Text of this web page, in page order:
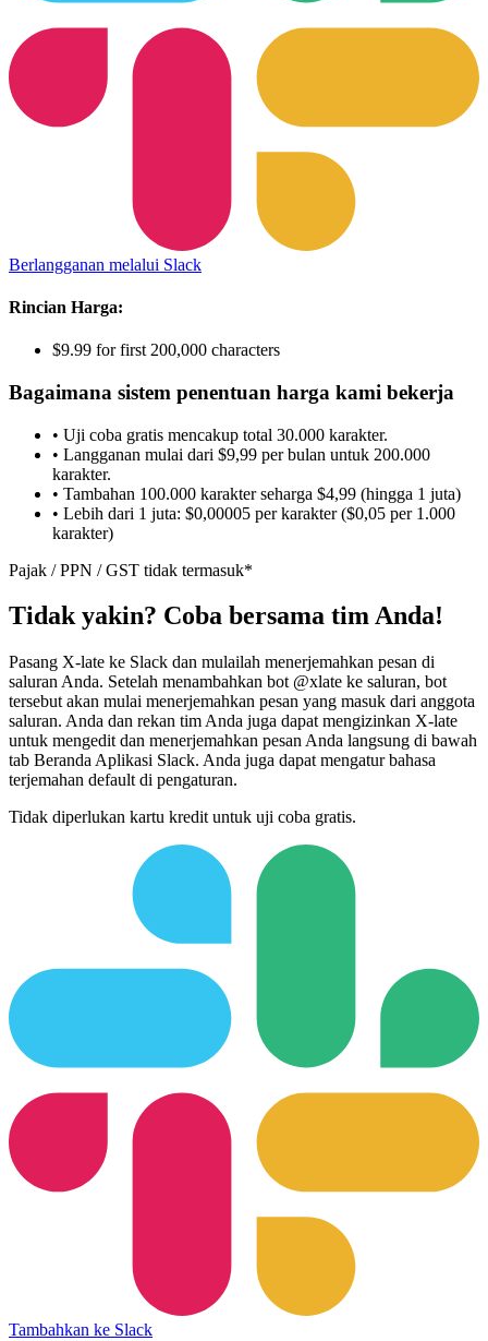
Berlangganan melalui Slack
Rincian Harga:
$9.99 for first 200,000 characters
Bagaimana sistem penentuan harga kami bekerja
• Uji coba gratis mencakup total 30.000 karakter.
• Langganan mulai dari $9,99 per bulan untuk 200.000
karakter.
• Tambahan 100.000 karakter seharga $4,99 (hingga 1 juta)
• Lebih dari 1 juta: $0,00005 per karakter ($0,05 per 1.000
karakter)
Pajak / PPN / GST tidak termasuk*
Tidak yakin? Coba bersama tim Anda!
Pasang X-late ke Slack dan mulailah menerjemahkan pesan di
saluran Anda. Setelah menambahkan bot @xlate ke saluran, bot
tersebut akan mulai menerjemahkan pesan yang masuk dari anggota
saluran. Anda dan rekan tim Anda juga dapat mengizinkan X-late
untuk mengedit dan menerjemahkan pesan Anda langsung di bawah
tab Beranda Aplikasi Slack. Anda juga dapat mengatur bahasa
terjemahan default di pengaturan.
Tidak diperlukan kartu kredit untuk uji coba gratis.
Tambahkan ke Slack